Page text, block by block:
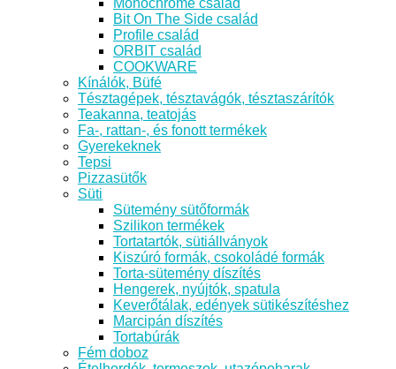
Bit On The Side család
Profile család
ORBIT család
COOKWARE
Kínálók, Büfé
Tésztagépek, tésztavágók, tésztaszárítók
Teakanna, teatojás
Fa-, rattan-, és fonott termékek
Gyerekeknek
Tepsi
Pizzasütők
Süti
Sütemény sütőformák
Szilikon termékek
Tortatartók, sütiállványok
Kiszúró formák, csokoládé formák
Torta-sütemény díszítés
Hengerek, nyújtók, spatula
Keverőtálak, edények sütikészítéshez
Marcipán díszítés
Tortabúrák
Fém doboz